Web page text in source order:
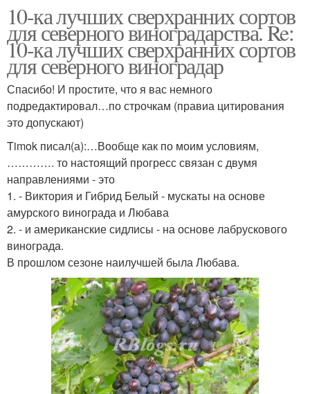
10-ка лучших сверхранних сортов
для северного виноградарства. Re:
10-ка лучших сверхранних сортов
для северного виноградар
Спасибо! И простите, что я вас немного
подредактировал…по строчкам (правиа цитирования
это допускают)
Timok писал(а):…Вообще как по моим условиям,
…………. то настоящий прогресс связан с двумя
направлениями - это
1. - Виктория и Гибрид Белый - мускаты на основе
амурского винограда и Любава
2. - и американские сидлисы - на основе лабрускового
винограда.
В прошлом сезоне наилучшей была Любава.